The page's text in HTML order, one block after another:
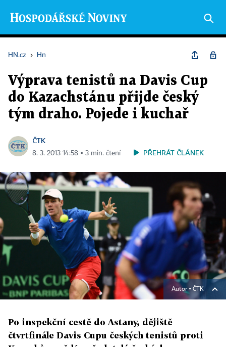
HN.cz › Hn
Výprava tenistů na Davis Cup
do Kazachstánu přijde český
tým draho. Pojede i kuchař
ČTK
8. 3. 2013 14:58 ▪ 3 min. čtení PŘEHRÁT ČLÁNEK
Autor ▪ ČTK
Po inspekční cestě do Astany, dějiště
čtvrtfinále Davis Cupu českých tenistů proti